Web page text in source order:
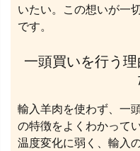
いたい。この想いが一
です。
一頭買いを行う
輸入羊肉を使わず、一
の特徴をよくわかって
温度変化に弱く、輸入